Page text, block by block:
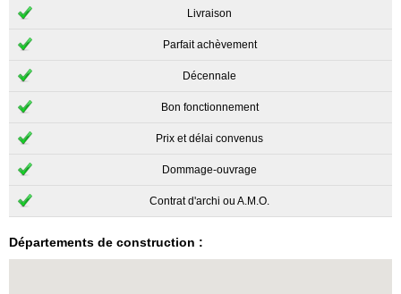
Livraison
Parfait achèvement
Décennale
Bon fonctionnement
Prix et délai convenus
Dommage-ouvrage
Contrat d'archi ou A.M.O.
Départements de construction :